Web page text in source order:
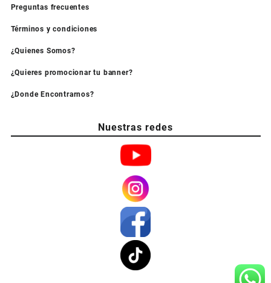
Preguntas frecuentes
Términos y condiciones
¿Quienes Somos?
¿Quieres promocionar tu banner?
¿Donde Encontrarnos?
Nuestras redes